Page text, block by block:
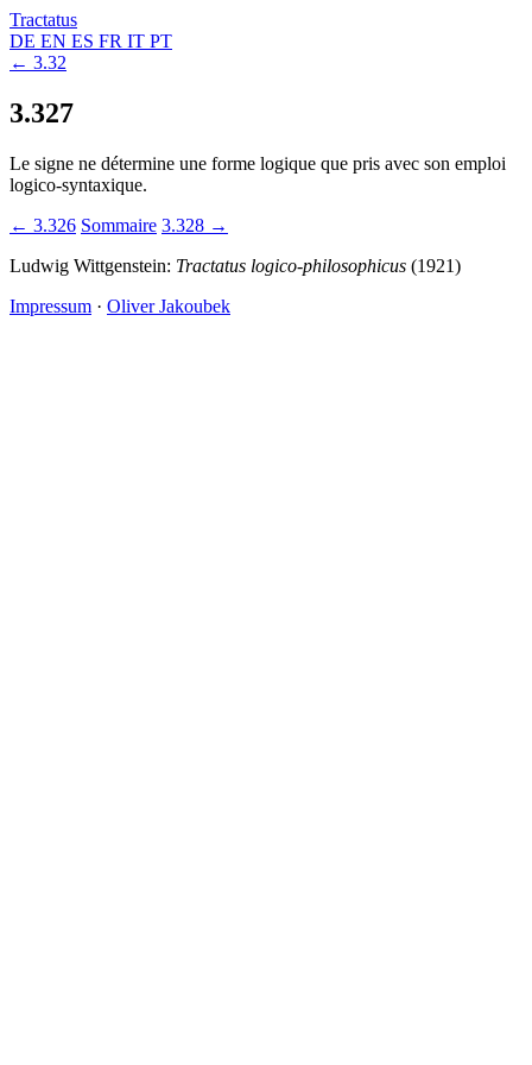
Tractatus
DE EN ES FR IT PT
← 3.32
3.327
Le signe ne détermine une forme logique que pris avec son emploi
logico-syntaxique.
← 3.326 Sommaire 3.328 →
Ludwig Wittgenstein: Tractatus logico-philosophicus (1921)
Impressum · Oliver Jakoubek